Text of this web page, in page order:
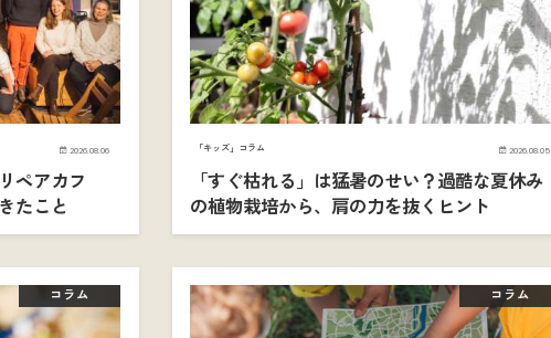
2026.08.06
ペアカフ
たこと
「キッズ」コラム 2026.08.05
「すぐ枯れる」は猛暑のせい？過酷な夏休み
の植物栽培から、肩の力を抜くヒント
コラム コラム